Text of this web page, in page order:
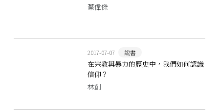
蔡偉傑
2017-07-07 說書
在宗教與暴力的歷史中，我們如何認識
信仰？
林創